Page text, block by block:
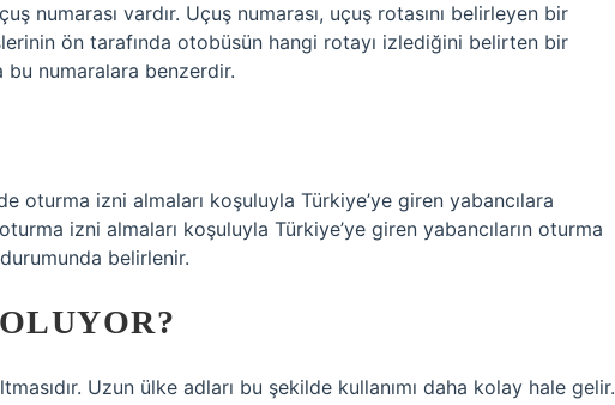
numarası vardır. Uçuş numarası, uçuş rotasını belirleyen bir
ön tarafında otobüsün hangi rotayı izlediğini belirten bir
bu numaralara benzerdir.
oturma izni almaları koşuluyla Türkiye’ye giren yabancılara
izni almaları koşuluyla Türkiye’ye giren yabancıların oturma
belirlenir.
Uzun ülke adları bu şekilde kullanımı daha kolay hale gelir.